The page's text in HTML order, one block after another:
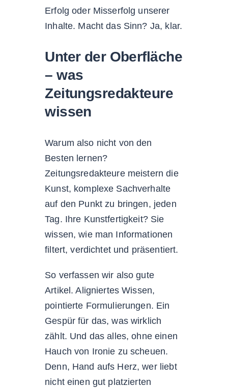
Erfolg oder Misserfolg unserer
Inhalte. Macht das Sinn? Ja, klar.
Unter der Oberfläche
– was
Zeitungsredakteure
wissen
Warum also nicht von den
Besten lernen?
Zeitungsredakteure meistern die
Kunst, komplexe Sachverhalte
auf den Punkt zu bringen, jeden
Tag. Ihre Kunstfertigkeit? Sie
wissen, wie man Informationen
filtert, verdichtet und präsentiert.
So verfassen wir also gute
Artikel. Aligniertes Wissen,
pointierte Formulierungen. Ein
Gespür für das, was wirklich
zählt. Und das alles, ohne einen
Hauch von Ironie zu scheuen.
Denn, Hand aufs Herz, wer liebt
nicht einen gut platzierten